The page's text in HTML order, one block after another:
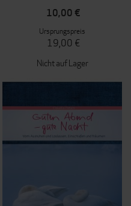
10,00 €
Ursprungspreis
19,00 €
Nicht auf Lager